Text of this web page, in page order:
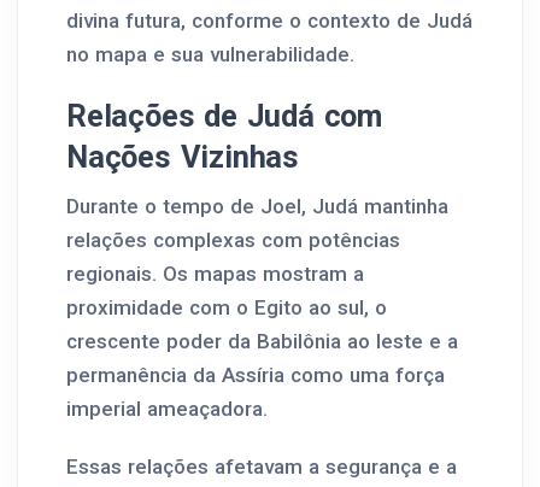
divina futura, conforme o contexto de Judá
no mapa e sua vulnerabilidade.
Relações de Judá com
Nações Vizinhas
Durante o tempo de Joel, Judá mantinha
relações complexas com potências
regionais. Os mapas mostram a
proximidade com o Egito ao sul, o
crescente poder da Babilônia ao leste e a
permanência da Assíria como uma força
imperial ameaçadora.
Essas relações afetavam a segurança e a